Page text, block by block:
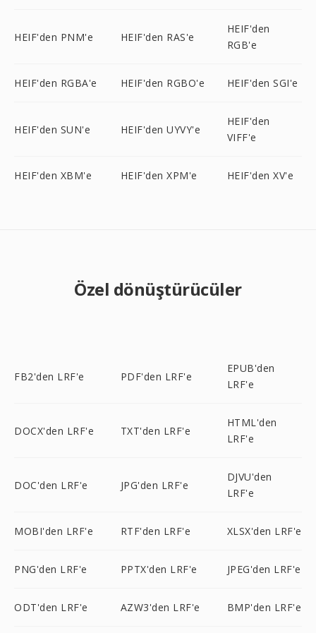
HEIF'den PNM'e HEIF'den RAS'e
HEIF'den
RGB'e
HEIF'den RGBA'e HEIF'den RGBO'e HEIF'den SGI'e
HEIF'den SUN'e HEIF'den UYVY'e
HEIF'den
VIFF'e
HEIF'den XBM'e HEIF'den XPM'e HEIF'den XV'e
Özel dönüştürücüler
FB2'den LRF'e PDF'den LRF'e
EPUB'den
LRF'e
DOCX'den LRF'e TXT'den LRF'e
HTML'den
LRF'e
DOC'den LRF'e JPG'den LRF'e
DJVU'den
LRF'e
MOBI'den LRF'e RTF'den LRF'e XLSX'den LRF'e
PNG'den LRF'e PPTX'den LRF'e JPEG'den LRF'e
ODT'den LRF'e AZW3'den LRF'e BMP'den LRF'e